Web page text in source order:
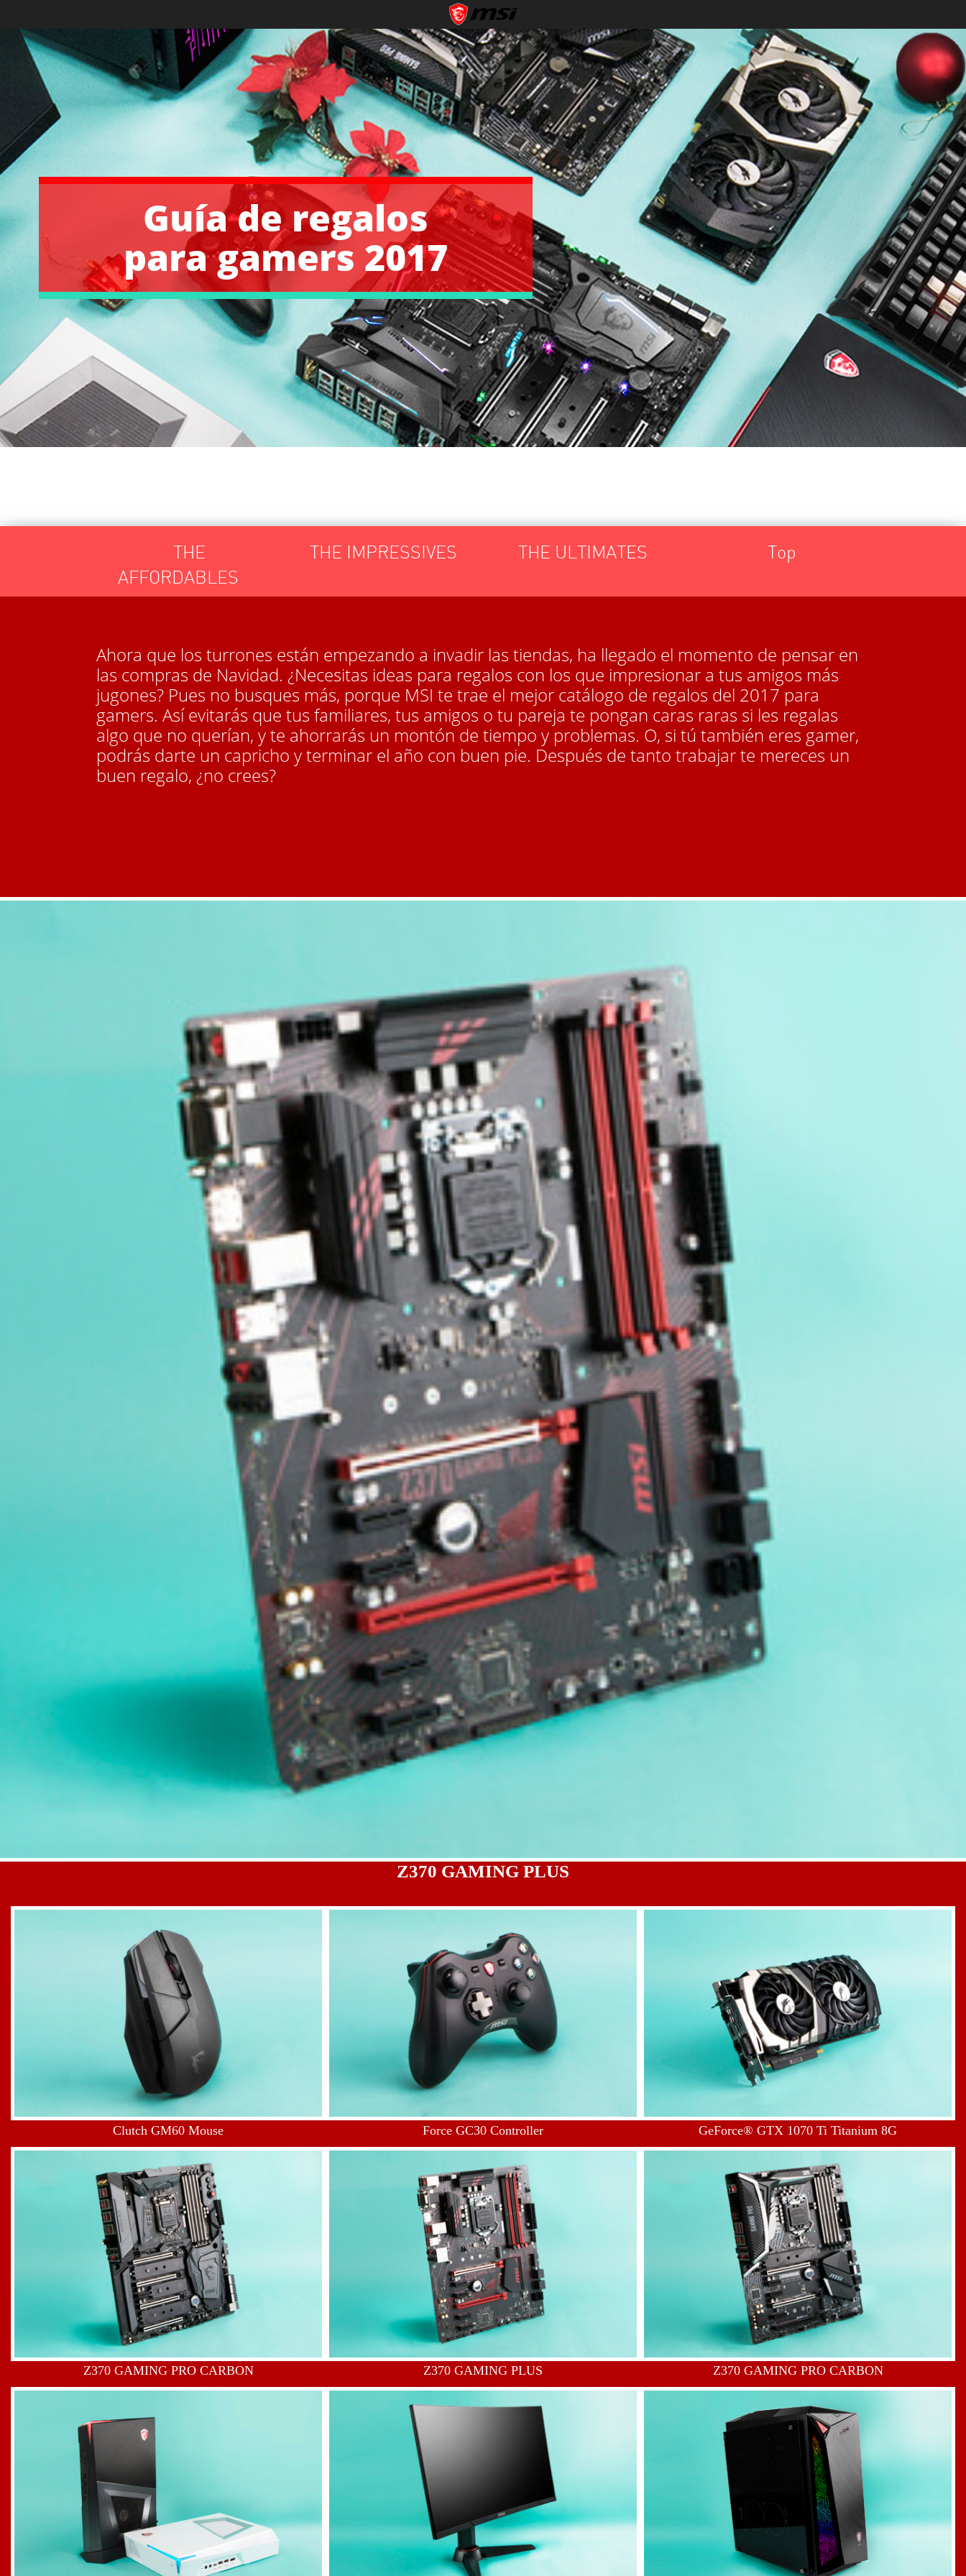
Guía de regalos
para gamers 2017
THE
AFFORDABLES
THE IMPRESSIVES THE ULTIMATES Top
Ahora que los turrones están empezando a invadir las tiendas, ha llegado el momento de pensar en
las compras de Navidad. ¿Necesitas ideas para regalos con los que impresionar a tus amigos más
jugones? Pues no busques más, porque MSI te trae el mejor catálogo de regalos del 2017 para
gamers. Así evitarás que tus familiares, tus amigos o tu pareja te pongan caras raras si les regalas
algo que no querían, y te ahorrarás un montón de tiempo y problemas. O, si tú también eres gamer,
podrás darte un capricho y terminar el año con buen pie. Después de tanto trabajar te mereces un
buen regalo, ¿no crees?
Z370 GAMING PLUS
Clutch GM60 Mouse Force GC30 Controller GeForce® GTX 1070 Ti Titanium 8G
Z370 GAMING PRO CARBON Z370 GAMING PLUS Z370 GAMING PRO CARBON